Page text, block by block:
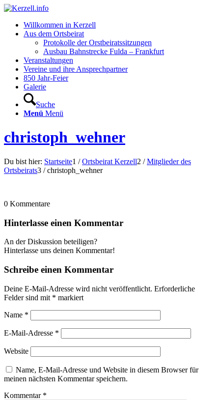
Willkommen in Kerzell
Aus dem Ortsbeirat
Protokolle der Orstbeiratssitzungen
Ausbau Bahnstrecke Fulda – Frankfurt
Veranstaltungen
Vereine und ihre Ansprechpartner
850 Jahr-Feier
Galerie
Suche
Menü Menü
christoph_wehner
Du bist hier: Startseite1 / Ortsbeirat Kerzell2 / Mitglieder des
Ortsbeirats3 / christoph_wehner
0 Kommentare
Hinterlasse einen Kommentar
An der Diskussion beteiligen?
Hinterlasse uns deinen Kommentar!
Schreibe einen Kommentar
Deine E-Mail-Adresse wird nicht veröffentlicht. Erforderliche
Felder sind mit * markiert
Name *
E-Mail-Adresse *
Website
Name, E-Mail-Adresse und Website in diesem Browser für
meinen nächsten Kommentar speichern.
Kommentar *